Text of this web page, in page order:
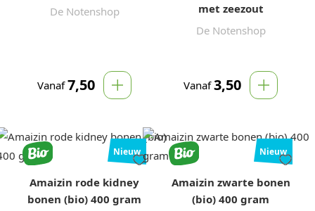
De Notenshop
Vanaf 7,50
met zeezout
De Notenshop
Vanaf 3,50
Nieuw
Amaizin rode kidney
bonen (bio) 400 gram
Nieuw
Amaizin zwarte bonen
(bio) 400 gram